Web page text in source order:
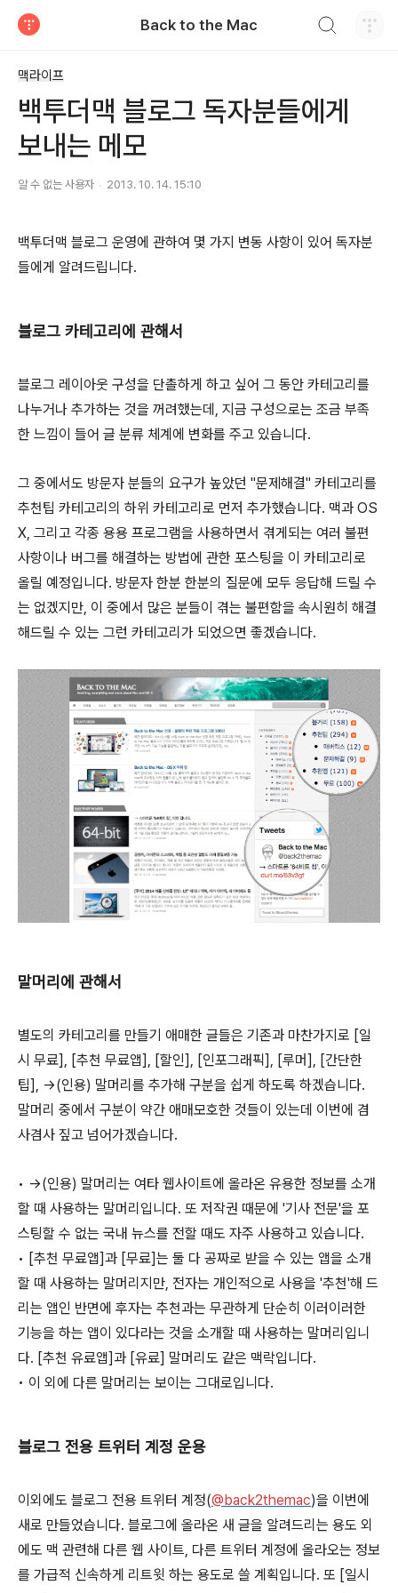
Back to the Mac
맥라이프
백투더맥 블로그 독자분들에게
보내는 메모
알 수 없는 사용자 2013. 10. 14. 15:10
백투더맥 블로그 운영에 관하여 몇 가지 변동 사항이 있어 독자분
들에게 알려드립니다.
블로그 카테고리에 관해서
블로그 레이아웃 구성을 단촐하게 하고 싶어 그 동안 카테고리를
나누거나 추가하는 것을 꺼려했는데, 지금 구성으로는 조금 부족
한 느낌이 들어 글 분류 체계에 변화를 주고 있습니다.
그 중에서도 방문자 분들의 요구가 높았던 "문제해결" 카테고리를
추천팁 카테고리의 하위 카테고리로 먼저 추가했습니다. 맥과 OS
X, 그리고 각종 용용 프로그램을 사용하면서 겪게되는 여러 불편
사항이나 버그를 해결하는 방법에 관한 포스팅을 이 카테고리로
올릴 예정입니다. 방문자 한분 한분의 질문에 모두 응답해 드릴 수
는 없겠지만, 이 중에서 많은 분들이 겪는 불편함을 속시원히 해결
해드릴 수 있는 그런 카테고리가 되었으면 좋겠습니다.
말머리에 관해서
별도의 카테고리를 만들기 애매한 글들은 기존과 마찬가지로 [일
시 무료], [추천 무료앱], [할인], [인포그래픽], [루머], [간단한
팁], →(인용) 말머리를 추가해 구분을 쉽게 하도록 하겠습니다.
말머리 중에서 구분이 약간 애매모호한 것들이 있는데 이번에 겸
사겸사 짚고 넘어가겠습니다.
• →(인용) 말머리는 여타 웹사이트에 올라온 유용한 정보를 소개
할 때 사용하는 말머리입니다. 또 저작권 때문에 '기사 전문'을 포
스팅할 수 없는 국내 뉴스를 전할 때도 자주 사용하고 있습니다.
• [추천 무료앱]과 [무료]는 둘 다 공짜로 받을 수 있는 앱을 소개
할 때 사용하는 말머리지만, 전자는 개인적으로 사용을 '추천'해 드
리는 앱인 반면에 후자는 추천과는 무관하게 단순히 이러이러한
기능을 하는 앱이 있다라는 것을 소개할 때 사용하는 말머리입니
다. [추천 유료앱]과 [유료] 말머리도 같은 맥락입니다.
• 이 외에 다른 말머리는 보이는 그대로입니다.
블로그 전용 트위터 계정 운용
이외에도 블로그 전용 트위터 계정(@back2themac)을 이번에
새로 만들었습니다. 블로그에 올라온 새 글을 알려드리는 용도 외
에도 맥 관련해 다른 웹 사이트, 다른 트위터 계정에 올라오는 정보
를 가급적 신속하게 리트윗 하는 용도로 쓸 계획입니다. 또 [일시